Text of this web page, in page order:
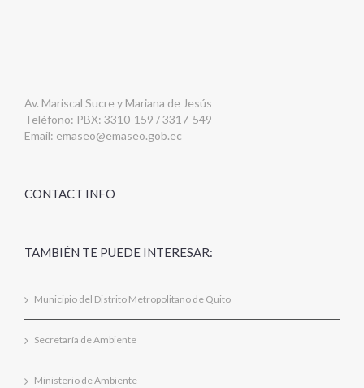
Av. Mariscal Sucre y Mariana de Jesús
Teléfono: PBX: 3310-159 / 3317-549
Email: emaseo@emaseo.gob.ec
CONTACT INFO
TAMBIÉN TE PUEDE INTERESAR:
Municipio del Distrito Metropolitano de Quito
Secretaría de Ambiente
Ministerio de Ambiente